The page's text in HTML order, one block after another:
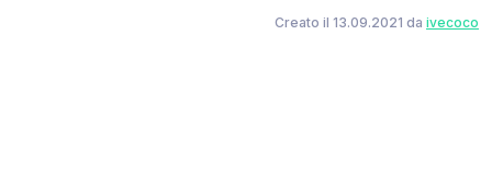
Creato il 13.09.2021 da ivecoco